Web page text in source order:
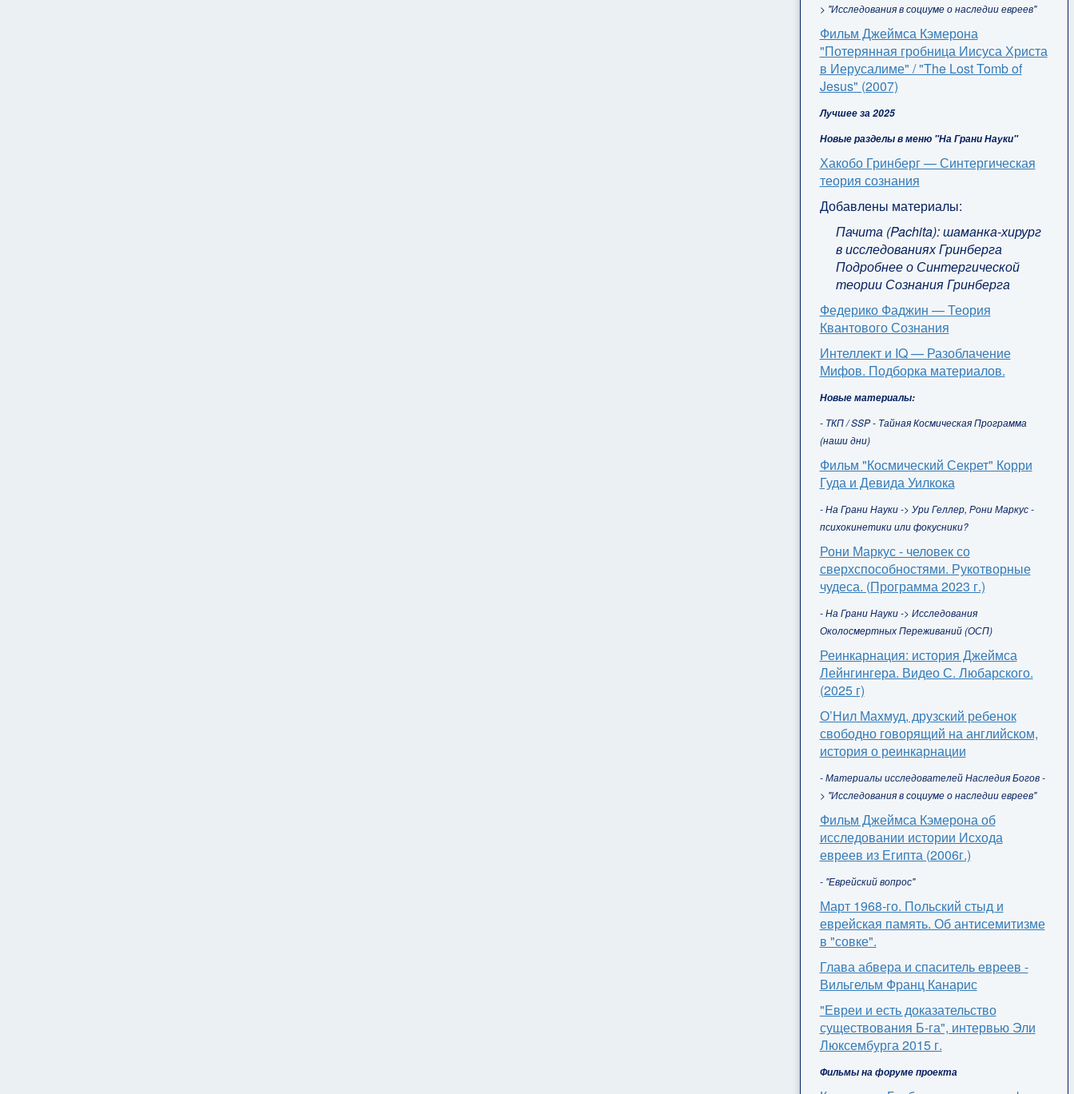
> "Исследования в социуме о наследии евреев"
Фильм Джеймса Кэмерона
"Потерянная гробница Иисуса Христа
в Иерусалиме" / "The Lost Tomb of
Jesus" (2007)
Лучшее за 2025
Новые разделы в меню "На Грани Науки"
Хакобо Гринберг — Синтергическая
теория сознания
Добавлены материалы:
Пачита (Pachita): шаманка-хирург
в исследованиях Гринберга
Подробнее о Синтергической
теории Сознания Гринберга
Федерико Фаджин — Теория
Квантового Сознания
Интеллект и IQ — Разоблачение
Мифов. Подборка материалов.
Новые материалы:
- ТКП / SSP - Тайная Космическая Программа
(наши дни)
Фильм "Космический Секрет" Корри
Гуда и Девида Уилкока
- На Грани Науки -> Ури Геллер, Рони Маркус -
психокинетики или фокусники?
Рони Маркус - человек со
сверхспособностями. Рукотворные
чудеса. (Программа 2023 г.)
- На Грани Науки -> Исследования
Околосмертных Переживаний (ОСП)
Реинкарнация: история Джеймса
Лейнгингера. Видео С. Любарского.
(2025 г)
О’Нил Махмуд, друзский ребенок
свободно говорящий на английском,
история о реинкарнации
- Материалы исследователей Наследия Богов -
> "Исследования в социуме о наследии евреев"
Фильм Джеймса Кэмерона об
исследовании истории Исхода
евреев из Египта (2006г.)
- "Еврейский вопрос"
Март 1968-го. Польский стыд и
еврейская память. Об антисемитизме
в "совке".
Глава абвера и спаситель евреев -
Вильгельм Франц Канарис
"Евреи и есть доказательство
существования Б-га", интервью Эли
Люксембурга 2015 г.
Фильмы на форуме проекта